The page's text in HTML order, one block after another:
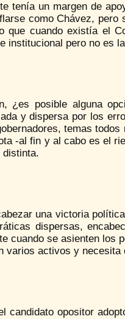
tenía un margen de
como Chávez,
que cuando existía el
institucional pero no es
¿es posible alguna
y dispersa por los
temas
-al fin y al cabo es el
distinta.
una victoria
dispersas,
cuando se asienten los
varios activos y necesita
candidato opositor